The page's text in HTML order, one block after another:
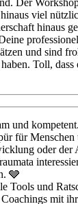
viel
hinaus
und sind
Toll, dass
und
für Menschen
oder der
🩶
Tools und
Coachings mit